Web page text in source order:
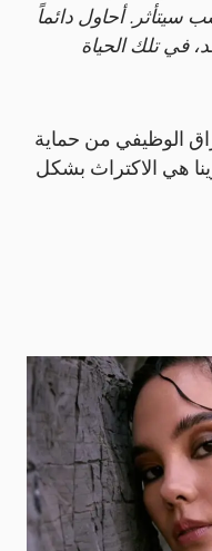
سيتأثر. أحاول دائماً
في تلك الحياة
الوظيفي من حماية
هي الاكتراث بشكل